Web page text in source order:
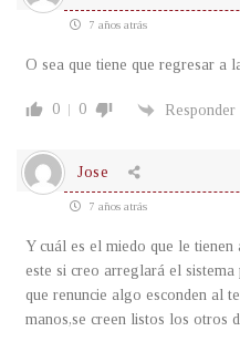
7 años atrás
O sea que tiene que regresar a
0 0 Responder
Jose
7 años atrás
Y cuál es el miedo que le tienen
este si creo arreglará el
que renuncie algo esconden al
manos,se creen listos los otros